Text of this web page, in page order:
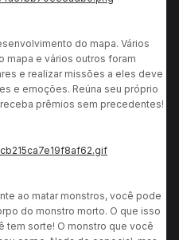
do mapa. Vários
mapa e vários outros foram
e realizar missões a eles deve
e emoções. Reúna seu próprio
prêmios sem precedentes!
ao matar monstros, você pode
do monstro morto. O que isso
tem sorte! O monstro que você